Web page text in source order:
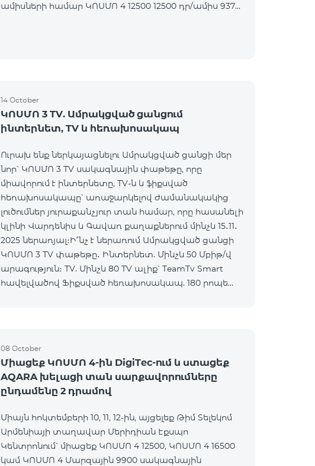
ամիսների համար ԿՈՍՄՈ 4 12500 12500 դր/ամիս 9375
14 October
ԿՈՍՄՈ 3 TV. Ամրակցված ցանցում
ինտերնետ, TV և հեռախոսակապ
Ուրախ ենք ներկայացնելու Ամրակցված ցանցի մեր
նոր՝ ԿՈՍՄՈ 3 TV սակագնային փաթեթը, որը
միավորում է ինտերնետը, TV-ն և ֆիքսված
հեռախոսակապը՝ առաջարկելով ժամանակակից
լուծումներ յուրաքանչյուր տան համար, որը հասանելի
կլինի Վարդենիս և Գավառ քաղաքներում մինչև 15․11․
2025 ներառյալ։Ի՞նչ է ներառում Ամրակցված ցանցի
ԿՈՍՄՈ 3 TV փաթեթը․ Ինտերնետ. Մինչև 50 Մբիթ/վ
արագություն։ TV. Մինչև 80 TV ալիք՝ TeamTv Smart
հավելվածով Ֆիքսված հեռախոսակապ. 180 րոպե
08 October
Միացեք ԿՈՍՄՈ 4-ին DigiTec-ում և ստացեք
AQARA խելացի տան սարքավորումները
ընդամենը 2 դրամով
Միայն հոկտեմբերի 10, 11, 12-ին, այցելեք Թիմ Տելեկոմ
Արմենիայի տաղավար Մերիդիան Էքսպո
Կենտրոնում՝ միացեք ԿՈՍՄՈ 4 12500, ԿՈՍՄՈ 4 16500
կամ ԿՈՍՄՈ 4 Մարզային 9900 սակագնային